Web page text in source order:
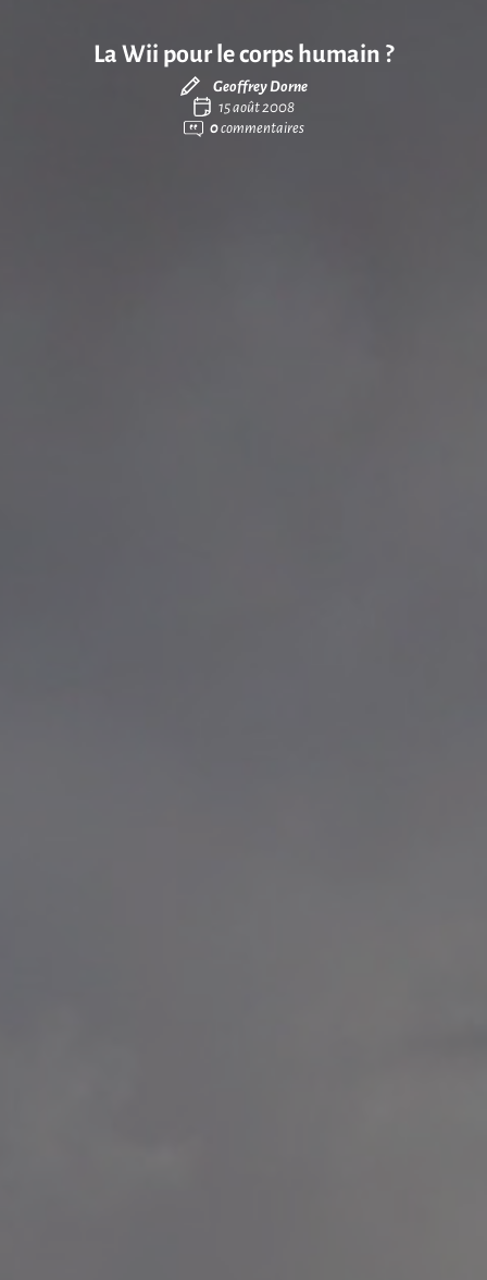
La Wii pour le corps humain ?
Geoffrey Dorne
15 août 2008
0commentaires